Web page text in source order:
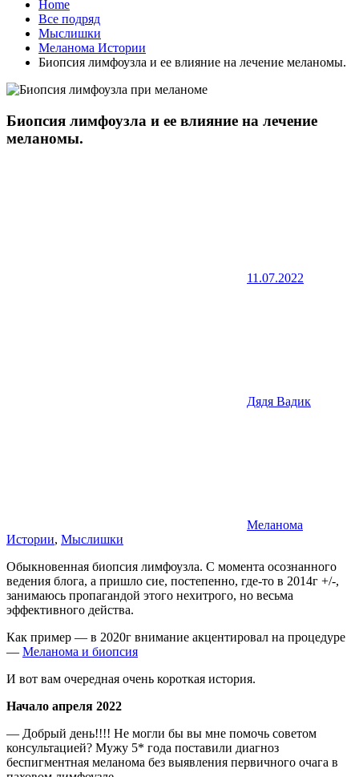
Home
Все подряд
Мыслишки
Меланома Истории
Биопсия лимфоузла и ее влияние на лечение меланомы.
Биопсия лимфоузла и ее влияние на лечение
меланомы.
11.07.2022
Дядя Вадик
Меланома
Истории, Мыслишки
Обыкновенная биопсия лимфоузла. С момента осознанного
ведения блога, а пришло сие, постепенно, где-то в 2014г +/-,
занимаюсь пропагандой этого нехитрого, но весьма
эффективного действа.
Как пример — в 2020г внимание акцентировал на процедуре
— Меланома и биопсия
И вот вам очередная очень короткая история.
Начало апреля 2022
— Добрый день!!!! Не могли бы вы мне помочь советом
консультацией? Мужу 5* года поставили диагноз
беспигментная меланома без выявления первичного очага в